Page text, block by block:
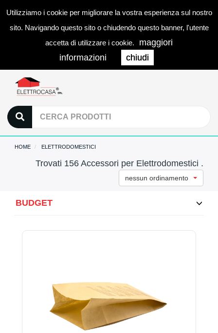
Utilizziamo i cookie per migliorare la vostra esperienza sul nostro
sito. Navigando questo sito o chiudendo questo banner, l'utente
accetta di utilizzare i cookie.
maggiori
informazioni
chiudi
0
HOME ELETTRODOMESTICI
Trovati 156 Accessori per Elettrodomestici .
nessun ordinamento
BUDGET